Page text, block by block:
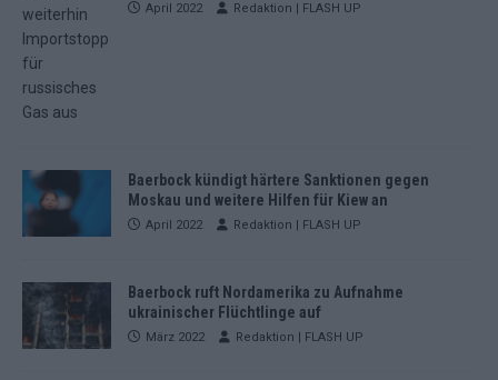
April 2022 Redaktion | FLASH UP
Baerbock kündigt härtere Sanktionen gegen
Moskau und weitere Hilfen für Kiew an
April 2022 Redaktion | FLASH UP
Baerbock ruft Nordamerika zu Aufnahme
ukrainischer Flüchtlinge auf
März 2022 Redaktion | FLASH UP